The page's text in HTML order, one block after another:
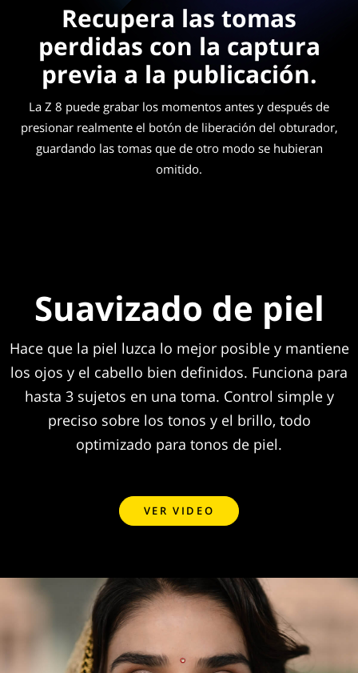
Recupera las tomas
perdidas con la captura
previa a la publicación.
La Z 8 puede grabar los momentos antes y después de
presionar realmente el botón de liberación del obturador,
guardando las tomas que de otro modo se hubieran
omitido.
Suavizado de piel
Hace que la piel luzca lo mejor posible y mantiene
los ojos y el cabello bien definidos. Funciona para
hasta 3 sujetos en una toma. Control simple y
preciso sobre los tonos y el brillo, todo
optimizado para tonos de piel.
VER VIDEO